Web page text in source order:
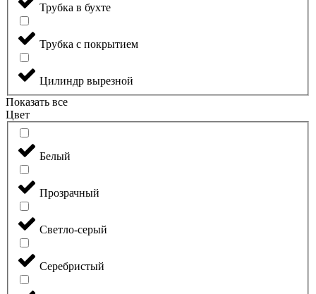
Трубка в бухте
Трубка с покрытием
Цилиндр вырезной
Показать все
Цвет
Белый
Прозрачный
Светло-серый
Серебристый